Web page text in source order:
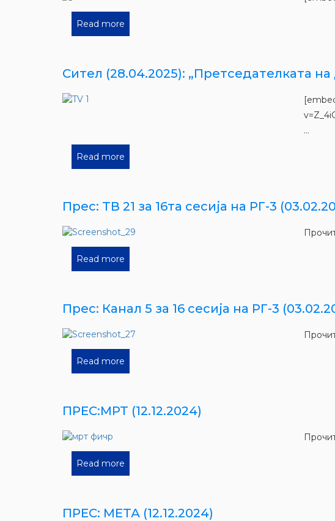
Read more
Сител (28.04.2025): „Претседателката
...
Read more
Прес: ТВ 21 за 16та сесија на РГ-3
Read more
Прес: Канал 5 за 16 сесија на РГ-3
Read more
ПРЕС:МРТ (12.12.2024)
Read more
ПРЕС: МЕТА (12.12.2024)